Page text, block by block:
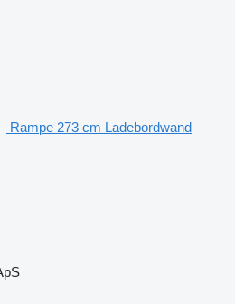
Rampe 273 cm Ladebordwand